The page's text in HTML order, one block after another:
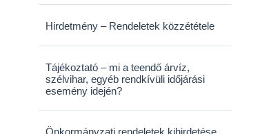
Hirdetmény – Rendeletek közzététele
Tájékoztató – mi a teendő árvíz,
szélvihar, egyéb rendkívüli időjárási
esemény idején?